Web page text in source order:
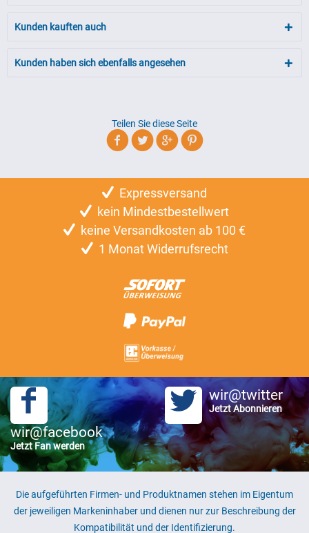
Kunden kauften auch
Kunden haben sich ebenfalls angesehen
Teilen Sie diese Seite
Expressversand
kein Mindestbestellwert
keine Versandkosten ab 100 €
1 Monat Widerrufsrecht
wir@facebook
Jetzt Fan werden
wir@twitter
Jetzt Abonnieren
Die aufgeführten Firmen- und Produktnamen stehen im Eigentum
der jeweiligen Markeninhaber und dienen nur zur Beschreibung der
Kompatibilität und der Identifizierung.